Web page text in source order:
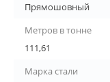
Прямошовный
Метров в тонне
111,61
Марка стали